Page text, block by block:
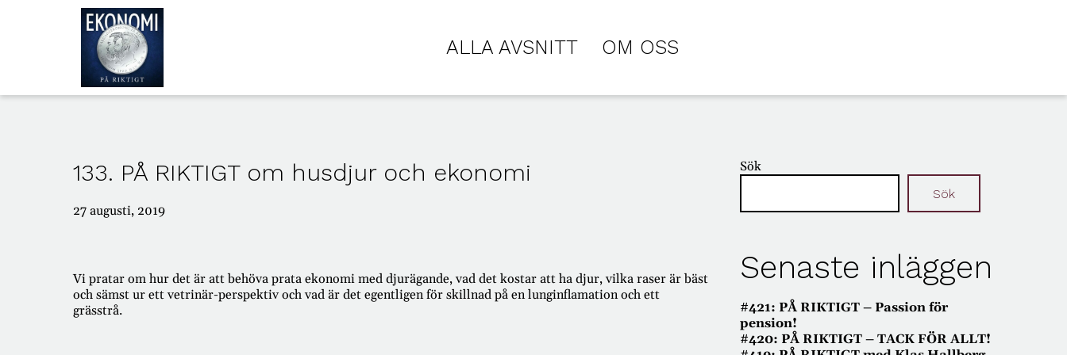
ALLA AVSNITT OM OSS
133. PÅ RIKTIGT om husdjur och ekonomi
27 augusti, 2019
Vi pratar om hur det är att behöva prata ekonomi med djurägande, vad det kostar att ha djur, vilka raser är bäst
och sämst ur ett vetrinär-perspektiv och vad är det egentligen för skillnad på en lunginflamation och ett
grässtrå.
Sök
Sök
Senaste inläggen
#421: PÅ RIKTIGT – Passion för
pension!
#420: PÅ RIKTIGT – TACK FÖR ALLT!